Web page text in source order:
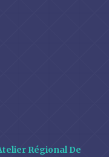
Régional De